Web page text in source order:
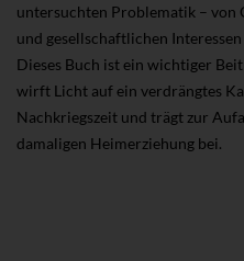
untersuchten Problematik – von
und gesellschaftlichen
Dieses Buch ist ein wichtiger
wirft Licht auf ein verdrängtes
Nachkriegszeit und trägt zur
damaligen Heimerziehung bei.